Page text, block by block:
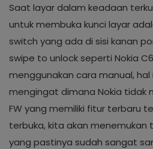
Saat layar dalam keadaan
untuk membuka kunci layar
switch yang ada di sisi kanan
swipe to unlock seperti Nokia
menggunakan cara manual,
mengingat dimana Nokia tidak
FW yang memiliki fitur terbaru
terbuka, kita akan menemukan
yang pastinya sudah sangat